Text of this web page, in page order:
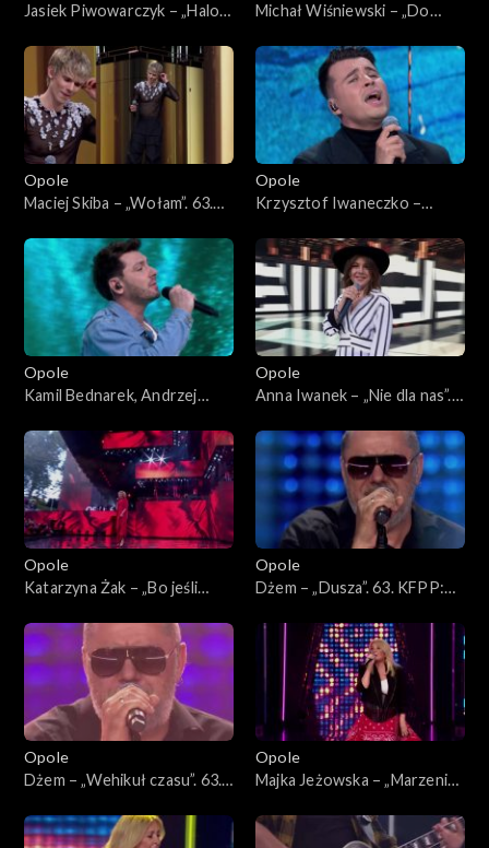
Jasiek Piwowarczyk – „Halo
„Premiery”
Michał Wiśniewski – „Do
Koncert „Premiery”
Opole
Maciej Skiba – „Wołam”. 63.
Opole
Krzysztof Iwaneczko –
Koncert „Premiery”
Opole
Kamil Bednarek, Andrzej
– „Fale”. 63. KFPP: Koncert
„Premiery”
Opole
Anna Iwanek – „Nie dla nas”.
„Premiery”
Opole
Katarzyna Żak – „Bo jeśli
Koncert „Premiery”
Opole
Dżem – „Dusza”. 63. KFPP:
Opole
Dżem – „Wehikuł czasu”. 63.
„SuperJedynki”
Opole
Majka Jeżowska – „Marzenia
mamę”. 63. KFPP: Koncert